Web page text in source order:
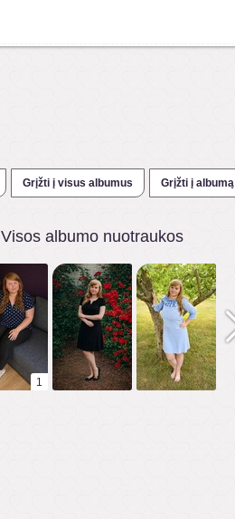
Grįžti į visus albumus Grįžti į albumą
Visos albumo nuotraukos
1